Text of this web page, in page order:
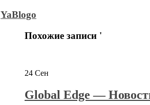
YaBlogo
Похожие записи '
24 Сен
Global Edge —